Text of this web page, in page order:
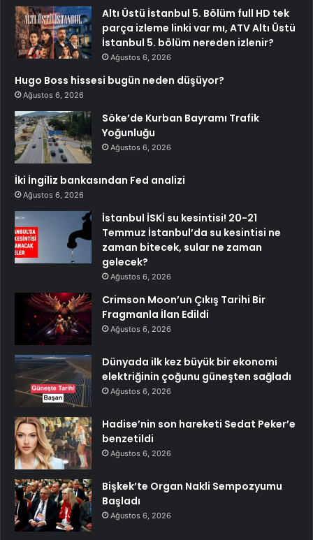
Altı Üstü İstanbul 5. Bölüm full HD tek
parça izleme linki var mı, ATV Altı Üstü
İstanbul 5. bölüm nereden izlenir?
Ağustos 6, 2026
Hugo Boss hissesi bugün neden düşüyor?
Ağustos 6, 2026
Söke’de Kurban Bayramı Trafik
Yoğunluğu
Ağustos 6, 2026
İki İngiliz bankasından Fed analizi
Ağustos 6, 2026
İstanbul İSKİ su kesintisi! 20-21
Temmuz İstanbul’da su kesintisi ne
zaman bitecek, sular ne zaman
gelecek?
Ağustos 6, 2026
Crimson Moon’un Çıkış Tarihi Bir
Fragmanla İlan Edildi
Ağustos 6, 2026
Dünyada ilk kez büyük bir ekonomi
elektriğinin çoğunu güneşten sağladı
Ağustos 6, 2026
Hadise’nin son hareketi Sedat Peker’e
benzetildi
Ağustos 6, 2026
Bişkek’te Organ Nakli Sempozyumu
Başladı
Ağustos 6, 2026